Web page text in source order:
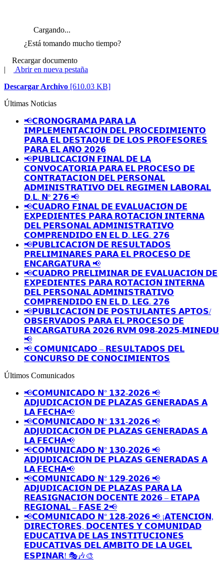
Cargando...
¿Está tomando mucho tiempo?
Recargar documento
|
Abrir en nueva pestaña
Descargar Archivo [610.03 KB]
Últimas Noticias
📢𝗖𝗥𝗢𝗡𝗢𝗚𝗥𝗔𝗠𝗔 𝗣𝗔𝗥𝗔 𝗟𝗔
𝗜𝗠𝗣𝗟𝗘𝗠𝗘𝗡𝗧𝗔𝗖𝗜𝗢́𝗡 𝗗𝗘𝗟 𝗣𝗥𝗢𝗖𝗘𝗗𝗜𝗠𝗜𝗘𝗡𝗧𝗢
𝗣𝗔𝗥𝗔 𝗘𝗟 𝗗𝗘𝗦𝗧𝗔𝗤𝗨𝗘 𝗗𝗘 𝗟𝗢𝗦 𝗣𝗥𝗢𝗙𝗘𝗦𝗢𝗥𝗘𝗦
𝗣𝗔𝗥𝗔 𝗘𝗟 𝗔𝗡̃𝗢 𝟮𝟬𝟮𝟲
📢𝗣𝗨𝗕𝗟𝗜𝗖𝗔𝗖𝗜𝗢́𝗡 𝗙𝗜𝗡𝗔𝗟 𝗗𝗘 𝗟𝗔
𝗖𝗢𝗡𝗩𝗢𝗖𝗔𝗧𝗢𝗥𝗜𝗔 𝗣𝗔𝗥𝗔 𝗘𝗟 𝗣𝗥𝗢𝗖𝗘𝗦𝗢 𝗗𝗘
𝗖𝗢𝗡𝗧𝗥𝗔𝗧𝗔𝗖𝗜𝗢𝗡 𝗗𝗘𝗟 𝗣𝗘𝗥𝗦𝗢𝗡𝗔𝗟
𝗔𝗗𝗠𝗜𝗡𝗜𝗦𝗧𝗥𝗔𝗧𝗜𝗩𝗢 𝗗𝗘𝗟 𝗥𝗘𝗚𝗜𝗠𝗘𝗡 𝗟𝗔𝗕𝗢𝗥𝗔𝗟
𝗗.𝗟. 𝗡º 𝟮𝟳𝟲 📢
📢𝗖𝗨𝗔𝗗𝗥𝗢 𝗙𝗜𝗡𝗔𝗟 𝗗𝗘 𝗘𝗩𝗔𝗟𝗨𝗔𝗖𝗜𝗢́𝗡 𝗗𝗘
𝗘𝗫𝗣𝗘𝗗𝗜𝗘𝗡𝗧𝗘𝗦 𝗣𝗔𝗥𝗔 𝗥𝗢𝗧𝗔𝗖𝗜𝗢́𝗡 𝗜𝗡𝗧𝗘𝗥𝗡𝗔
𝗗𝗘𝗟 𝗣𝗘𝗥𝗦𝗢𝗡𝗔𝗟 𝗔𝗗𝗠𝗜𝗡𝗜𝗦𝗧𝗥𝗔𝗧𝗜𝗩𝗢
𝗖𝗢𝗠𝗣𝗥𝗘𝗡𝗗𝗜𝗗𝗢 𝗘𝗡 𝗘𝗟 𝗗. 𝗟𝗘𝗚. 𝟮𝟳𝟲
📢𝗣𝗨𝗕𝗟𝗜𝗖𝗔𝗖𝗜𝗢́𝗡 𝗗𝗘 𝗥𝗘𝗦𝗨𝗟𝗧𝗔𝗗𝗢𝗦
𝗣𝗥𝗘𝗟𝗜𝗠𝗜𝗡𝗔𝗥𝗘𝗦 𝗣𝗔𝗥𝗔 𝗘𝗟 𝗣𝗥𝗢𝗖𝗘𝗦𝗢 𝗗𝗘
𝗘𝗡𝗖𝗔𝗥𝗚𝗔𝗧𝗨𝗥𝗔 📢
📢𝗖𝗨𝗔𝗗𝗥𝗢 𝗣𝗥𝗘𝗟𝗜𝗠𝗜𝗡𝗔𝗥 𝗗𝗘 𝗘𝗩𝗔𝗟𝗨𝗔𝗖𝗜𝗢́𝗡 𝗗𝗘
𝗘𝗫𝗣𝗘𝗗𝗜𝗘𝗡𝗧𝗘𝗦 𝗣𝗔𝗥𝗔 𝗥𝗢𝗧𝗔𝗖𝗜𝗢́𝗡 𝗜𝗡𝗧𝗘𝗥𝗡𝗔
𝗗𝗘𝗟 𝗣𝗘𝗥𝗦𝗢𝗡𝗔𝗟 𝗔𝗗𝗠𝗜𝗡𝗜𝗦𝗧𝗥𝗔𝗧𝗜𝗩𝗢
𝗖𝗢𝗠𝗣𝗥𝗘𝗡𝗗𝗜𝗗𝗢 𝗘𝗡 𝗘𝗟 𝗗. 𝗟𝗘𝗚. 𝟮𝟳𝟲
📢𝗣𝗨𝗕𝗟𝗜𝗖𝗔𝗖𝗜𝗢́𝗡 𝗗𝗘 𝗣𝗢𝗦𝗧𝗨𝗟𝗔𝗡𝗧𝗘𝗦 𝗔𝗣𝗧𝗢𝗦/
𝗢𝗕𝗦𝗘𝗥𝗩𝗔𝗗𝗢𝗦 𝗣𝗔𝗥𝗔 𝗘𝗟 𝗣𝗥𝗢𝗖𝗘𝗦𝗢 𝗗𝗘
𝗘𝗡𝗖𝗔𝗥𝗚𝗔𝗧𝗨𝗥𝗔 𝟮𝟬𝟮𝟲 𝗥𝗩𝗠 𝟬𝟵𝟴-𝟮𝟬𝟮𝟱-𝗠𝗜𝗡𝗘𝗗𝗨
📢
📢 𝗖𝗢𝗠𝗨𝗡𝗜𝗖𝗔𝗗𝗢 – 𝗥𝗘𝗦𝗨𝗟𝗧𝗔𝗗𝗢𝗦 𝗗𝗘𝗟
𝗖𝗢𝗡𝗖𝗨𝗥𝗦𝗢 𝗗𝗘 𝗖𝗢𝗡𝗢𝗖𝗜𝗠𝗜𝗘𝗡𝗧𝗢𝗦
Últimos Comunicados
📢𝗖𝗢𝗠𝗨𝗡𝗜𝗖𝗔𝗗𝗢 𝗡° 𝟭𝟯𝟮-𝟮𝟬𝟮𝟲 📢
𝗔𝗗𝗝𝗨𝗗𝗜𝗖𝗔𝗖𝗜𝗢́𝗡 𝗗𝗘 𝗣𝗟𝗔𝗭𝗔𝗦 𝗚𝗘𝗡𝗘𝗥𝗔𝗗𝗔𝗦 𝗔
𝗟𝗔 𝗙𝗘𝗖𝗛𝗔📢
📢𝗖𝗢𝗠𝗨𝗡𝗜𝗖𝗔𝗗𝗢 𝗡° 𝟭𝟯𝟭-𝟮𝟬𝟮𝟲 📢
𝗔𝗗𝗝𝗨𝗗𝗜𝗖𝗔𝗖𝗜𝗢́𝗡 𝗗𝗘 𝗣𝗟𝗔𝗭𝗔𝗦 𝗚𝗘𝗡𝗘𝗥𝗔𝗗𝗔𝗦 𝗔
𝗟𝗔 𝗙𝗘𝗖𝗛𝗔📢
📢𝗖𝗢𝗠𝗨𝗡𝗜𝗖𝗔𝗗𝗢 𝗡° 𝟭𝟯𝟬-𝟮𝟬𝟮𝟲 📢
𝗔𝗗𝗝𝗨𝗗𝗜𝗖𝗔𝗖𝗜𝗢́𝗡 𝗗𝗘 𝗣𝗟𝗔𝗭𝗔𝗦 𝗚𝗘𝗡𝗘𝗥𝗔𝗗𝗔𝗦 𝗔
𝗟𝗔 𝗙𝗘𝗖𝗛𝗔📢
📢𝗖𝗢𝗠𝗨𝗡𝗜𝗖𝗔𝗗𝗢 𝗡° 𝟭𝟮𝟵-𝟮𝟬𝟮𝟲 📢
𝗔𝗗𝗝𝗨𝗗𝗜𝗖𝗔𝗖𝗜𝗢́𝗡 𝗗𝗘 𝗣𝗟𝗔𝗭𝗔𝗦 𝗣𝗔𝗥𝗔 𝗟𝗔
𝗥𝗘𝗔𝗦𝗜𝗚𝗡𝗔𝗖𝗜𝗢́𝗡 𝗗𝗢𝗖𝗘𝗡𝗧𝗘 𝟮𝟬𝟮𝟲 – 𝗘𝗧𝗔𝗣𝗔
𝗥𝗘𝗚𝗜𝗢𝗡𝗔𝗟 – 𝗙𝗔𝗦𝗘 𝟮📢
📢𝗖𝗢𝗠𝗨𝗡𝗜𝗖𝗔𝗗𝗢 𝗡° 𝟭𝟮𝟴-𝟮𝟬𝟮𝟲 📢 ¡𝗔𝗧𝗘𝗡𝗖𝗜𝗢́𝗡,
𝗗𝗜𝗥𝗘𝗖𝗧𝗢𝗥𝗘𝗦, 𝗗𝗢𝗖𝗘𝗡𝗧𝗘𝗦 𝗬 𝗖𝗢𝗠𝗨𝗡𝗜𝗗𝗔𝗗
𝗘𝗗𝗨𝗖𝗔𝗧𝗜𝗩𝗔 𝗗𝗘 𝗟𝗔𝗦 𝗜𝗡𝗦𝗧𝗜𝗧𝗨𝗖𝗜𝗢𝗡𝗘𝗦
𝗘𝗗𝗨𝗖𝗔𝗧𝗜𝗩𝗔𝗦 𝗗𝗘𝗟 𝗔́𝗠𝗕𝗜𝗧𝗢 𝗗𝗘 𝗟𝗔 𝗨𝗚𝗘𝗟
𝗘𝗦𝗣𝗜𝗡𝗔𝗥! 🎭🎶🎨